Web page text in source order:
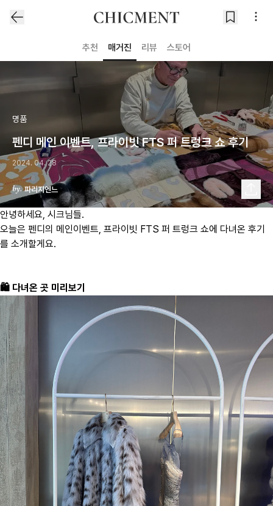
추천 매거진 리뷰 스토어
명품
펜디 메인 이벤트, 프라이빗 FTS 퍼 트렁크 쇼 후기
2024. 04. 28
파리지엔느
안녕하세요, 시크님들.
오늘은 펜디의 메인이벤트, 프라이빗 FTS 퍼 트렁크 쇼에 다녀온 후기
를 소개할게요.
🛍️ 다녀온 곳 미리보기